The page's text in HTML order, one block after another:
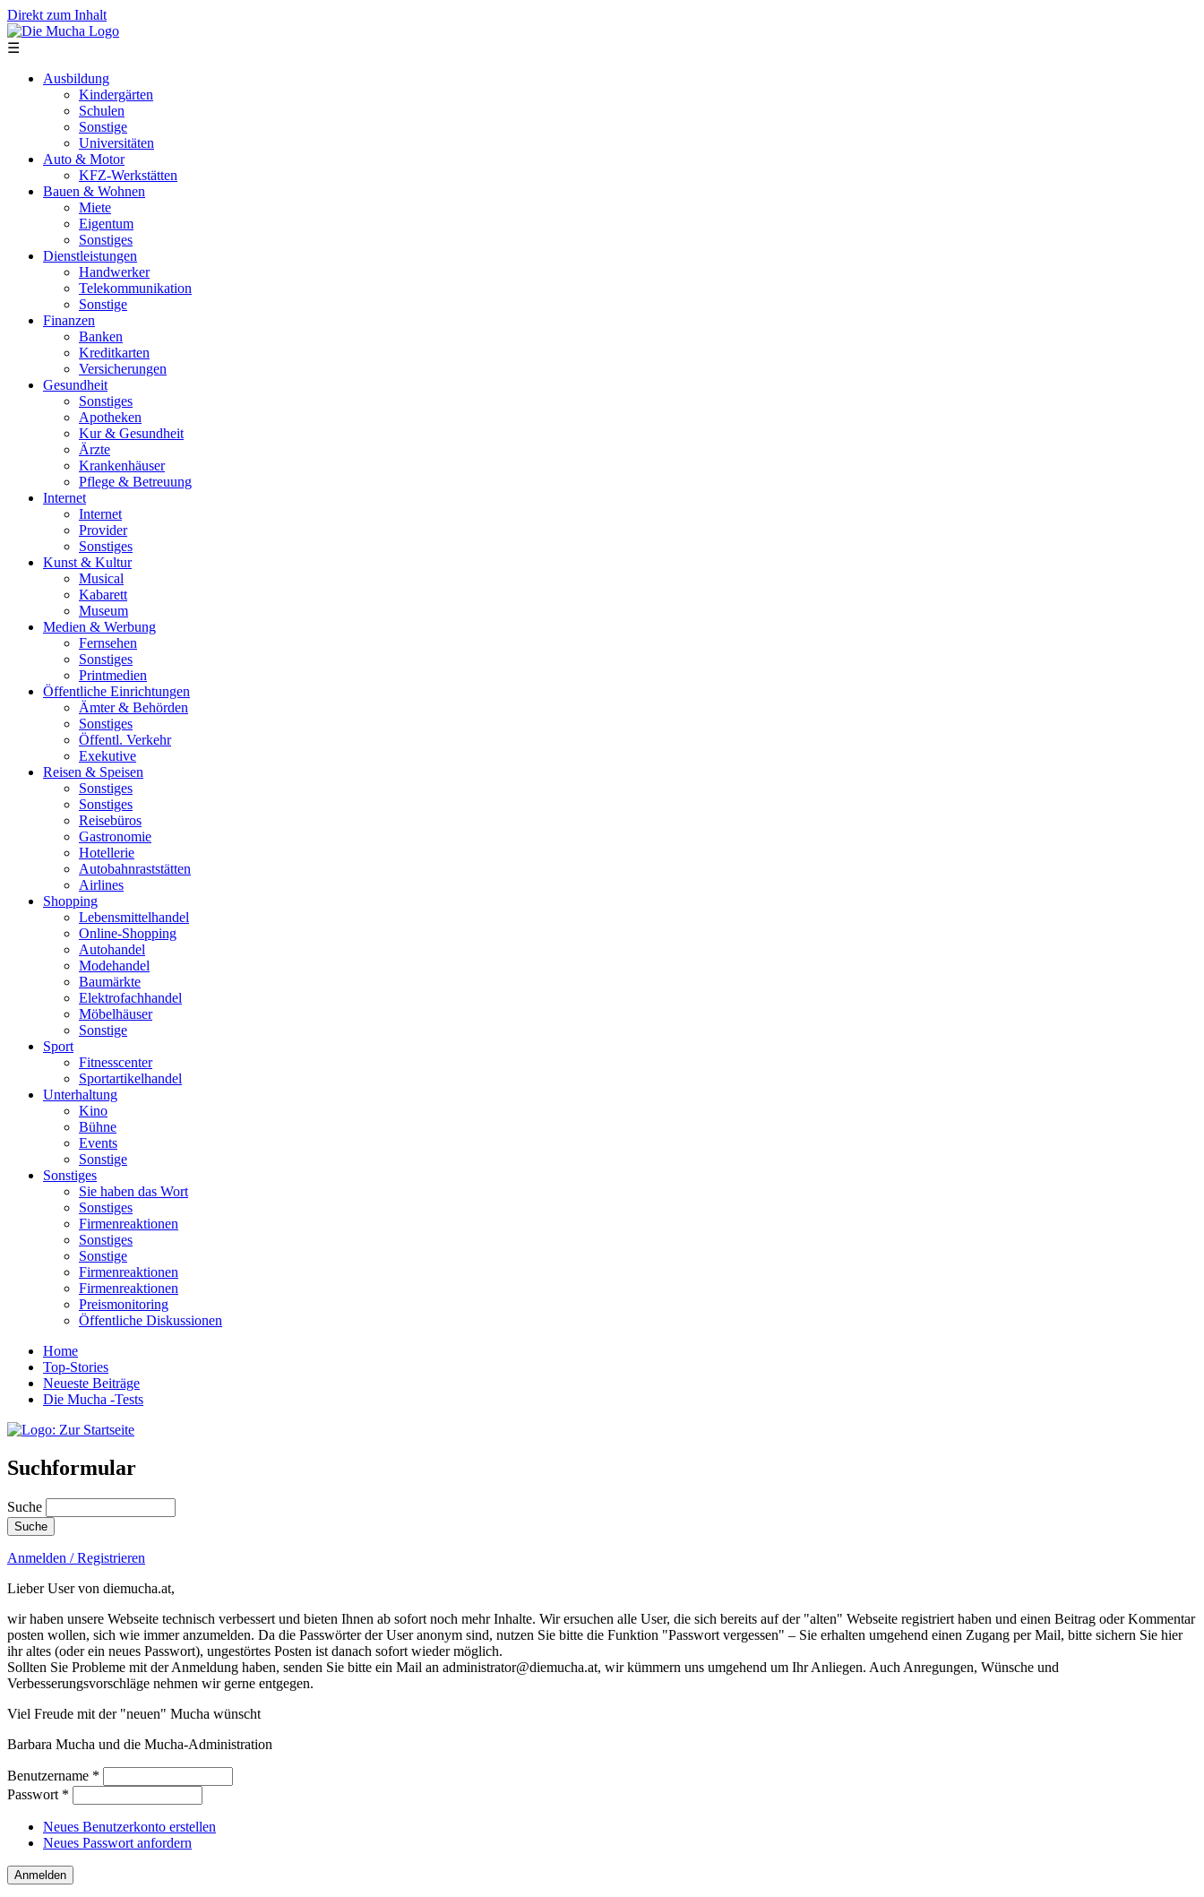
Direkt zum Inhalt
☰
Ausbildung
Kindergärten
Schulen
Sonstige
Universitäten
Auto & Motor
KFZ-Werkstätten
Bauen & Wohnen
Miete
Eigentum
Sonstiges
Dienstleistungen
Handwerker
Telekommunikation
Sonstige
Finanzen
Banken
Kreditkarten
Versicherungen
Gesundheit
Sonstiges
Apotheken
Kur & Gesundheit
Ärzte
Krankenhäuser
Pflege & Betreuung
Internet
Internet
Provider
Sonstiges
Kunst & Kultur
Musical
Kabarett
Museum
Medien & Werbung
Fernsehen
Sonstiges
Printmedien
Öffentliche Einrichtungen
Ämter & Behörden
Sonstiges
Öffentl. Verkehr
Exekutive
Reisen & Speisen
Sonstiges
Sonstiges
Reisebüros
Gastronomie
Hotellerie
Autobahnraststätten
Airlines
Shopping
Lebensmittelhandel
Online-Shopping
Autohandel
Modehandel
Baumärkte
Elektrofachhandel
Möbelhäuser
Sonstige
Sport
Fitnesscenter
Sportartikelhandel
Unterhaltung
Kino
Bühne
Events
Sonstige
Sonstiges
Sie haben das Wort
Sonstiges
Firmenreaktionen
Sonstiges
Sonstige
Firmenreaktionen
Firmenreaktionen
Preismonitoring
Öffentliche Diskussionen
Home
Top-Stories
Neueste Beiträge
Die Mucha -Tests
Suchformular
Suche
Anmelden / Registrieren
Lieber User von diemucha.at,
wir haben unsere Webseite technisch verbessert und bieten Ihnen ab sofort noch mehr Inhalte. Wir ersuchen alle User, die sich bereits auf der "alten" Webseite registriert haben und einen Beitrag oder Kommentar
posten wollen, sich wie immer anzumelden. Da die Passwörter der User anonym sind, nutzen Sie bitte die Funktion "Passwort vergessen" – Sie erhalten umgehend einen Zugang per Mail, bitte sichern Sie hier
ihr altes (oder ein neues Passwort), ungestörtes Posten ist danach sofort wieder möglich.
Sollten Sie Probleme mit der Anmeldung haben, senden Sie bitte ein Mail an administrator@diemucha.at, wir kümmern uns umgehend um Ihr Anliegen. Auch Anregungen, Wünsche und
Verbesserungsvorschläge nehmen wir gerne entgegen.
Viel Freude mit der "neuen" Mucha wünscht
Barbara Mucha und die Mucha-Administration
Benutzername *
Passwort *
Neues Benutzerkonto erstellen
Neues Passwort anfordern